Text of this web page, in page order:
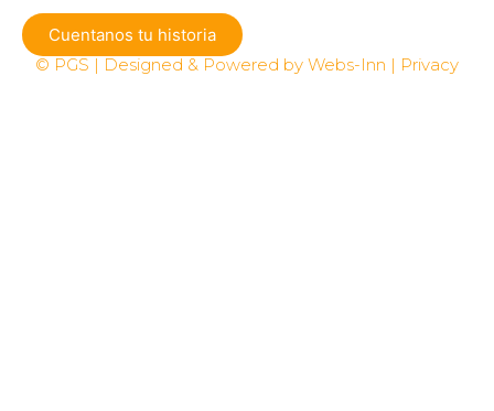
Cuentanos tu historia
© PGS | Designed & Powered by Webs-Inn | Privacy